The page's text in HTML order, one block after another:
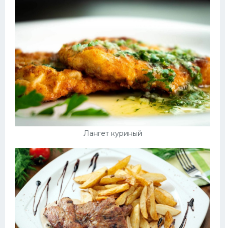
Лангет куриный